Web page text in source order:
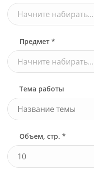
Начните набирать...
Предмет *
Начните набирать...
Тема работы
Объем, стр. *